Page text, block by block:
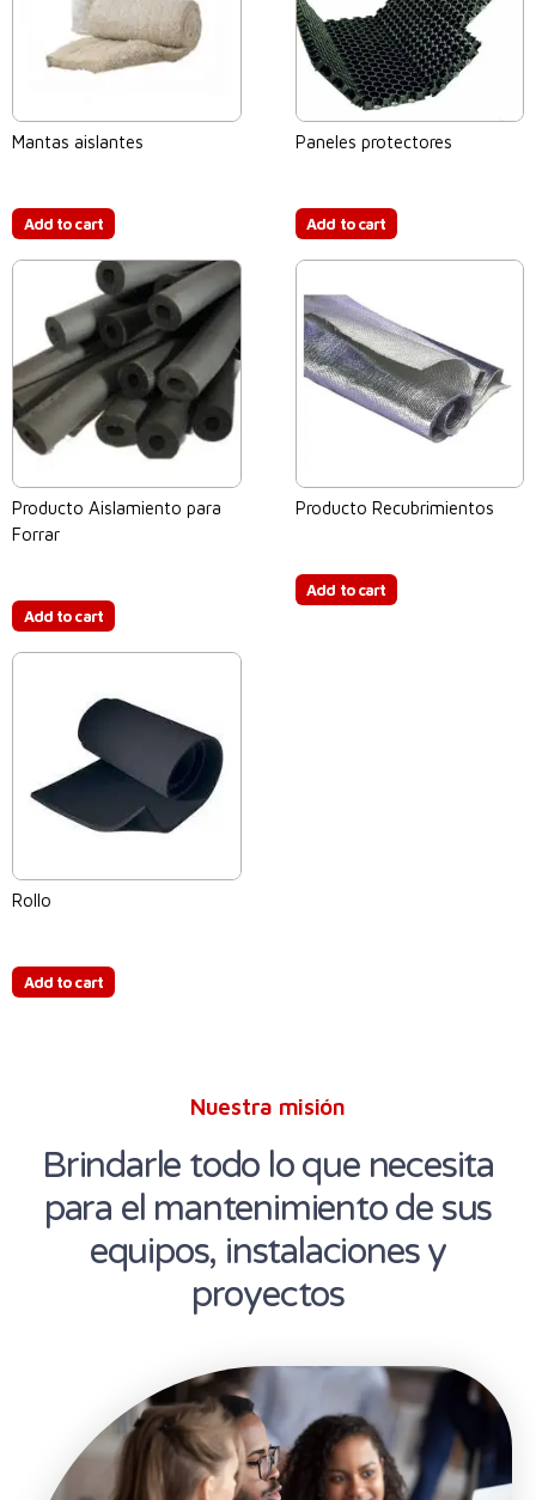
Mantas aislantes
Add to cart
Paneles protectores
Add to cart
Producto Aislamiento para
Forrar
Add to cart
Producto Recubrimientos
Add to cart
Rollo
Add to cart
Nuestra misión
Brindarle todo lo que necesita
para el mantenimiento de sus
equipos, instalaciones y
proyectos